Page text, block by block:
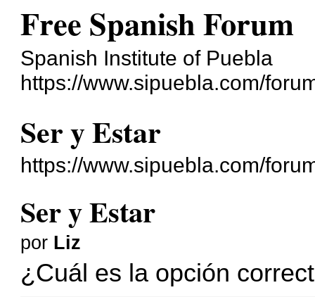
Free Spanish Forum
Spanish Institute of Puebla
https://www.sipuebla.com/
Ser y Estar
https://www.sipuebla.com/
Ser y Estar
por Liz
¿Cuál es la opción